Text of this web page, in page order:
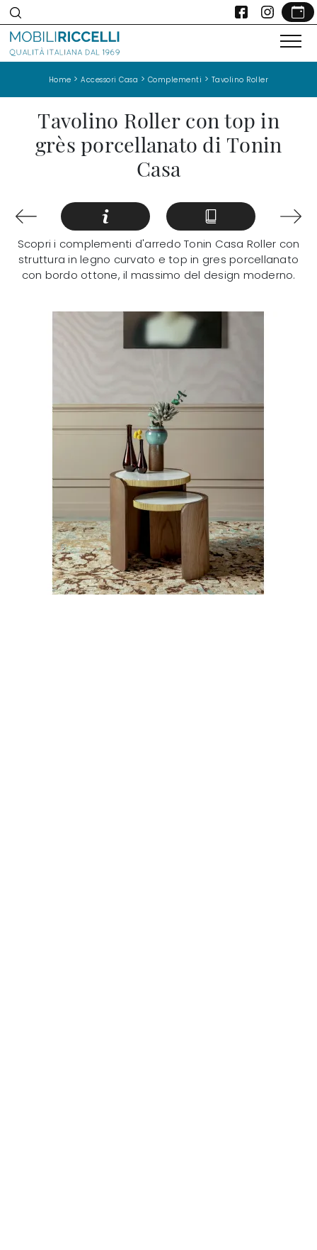
Home >Accessori Casa > Complementi > Tavolino Roller
Tavolino Roller con top in
grès porcellanato di Tonin
Casa
Scopri i complementi d'arredo Tonin Casa Roller con
struttura in legno curvato e top in gres porcellanato
con bordo ottone, il massimo del design moderno.